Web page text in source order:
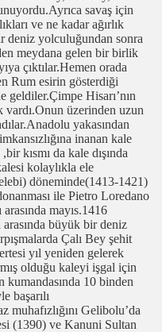
savaş için
ve ne kadar ağırlık
deniz yolculuğundan sonra
meydana gelen bir birlik
çıktılar.Hemen orada
Rum esirin gösterdiği
geldiler.Çimpe Hisarı’nın
üzerinden uzun
yakasından
inanan kale
kısmı da kale dışında
kolaylıkla ele
döneminde(1413-1421)
ile Pietro Loredano
mayıs.1416
büyük bir deniz
Çalı Bey şehit
yıl yeniden gelerek
olduğu kaleyi işgal için
kumandasında 10 binden
başarılı
muhafızlığını Gelibolu’da
(1390) ve Kanuni Sultan